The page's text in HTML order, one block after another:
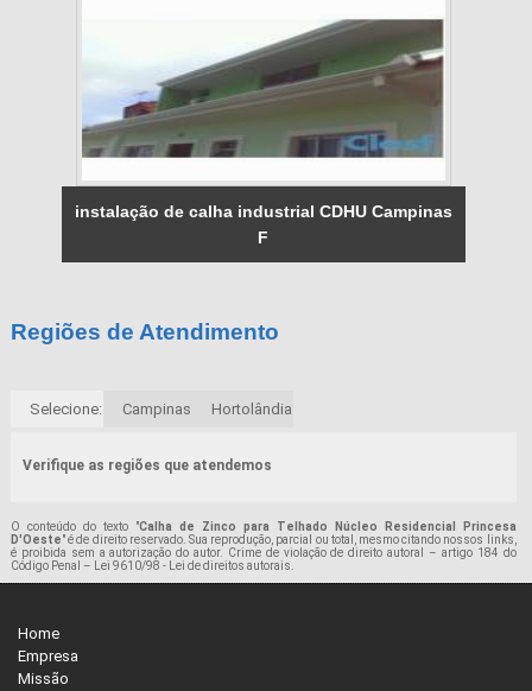
instalação de calha industrial CDHU Campinas
F
Regiões de Atendimento
Selecione: Campinas Hortolândia
Verifique as regiões que atendemos
O conteúdo do texto "Calha de Zinco para Telhado Núcleo Residencial Princesa
D'Oeste" é de direito reservado. Sua reprodução, parcial ou total, mesmo citando nossos links,
é proibida sem a autorização do autor. Crime de violação de direito autoral – artigo 184 do
Código Penal –
Lei 9610/98 - Lei de direitos autorais
Home
Empresa
Missão